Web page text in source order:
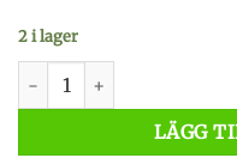
2 i lager
Orvis Helios 3 F #5 9'
LÄGG